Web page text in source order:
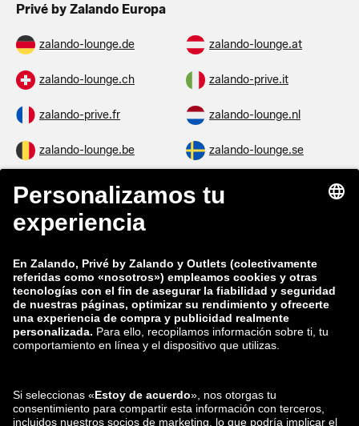
Privé by Zalando Europa
zalando-lounge.de zalando-lounge.at
zalando-lounge.ch zalando-prive.it
zalando-prive.fr zalando-lounge.nl
zalando-lounge.be zalando-lounge.se
zalando-lounge.fi
zalando-lounge.co.uk
zalando-prive.es
zalando-lounge.lt zalando-lounge.sk
zalando-lounge.ro zalando-lounge.hr
zalando-lounge.lu zalando-lounge.ee